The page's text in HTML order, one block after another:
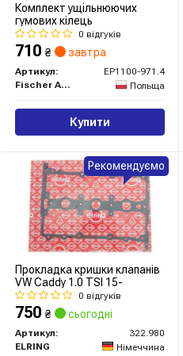
Комплект ущільнюючих
гумових кілець
0 відгуків
710 ₴ завтра
Артикул:
EP1100-971.4
Fischer Automotive One (FA1)
Польща
Купити
Прокладка кришки клапанів
VW Caddy 1.0 TSI 15-
0 відгуків
750 ₴ сьогодні
Артикул:
322.980
ELRING
Німеччина
Рекомендуємо